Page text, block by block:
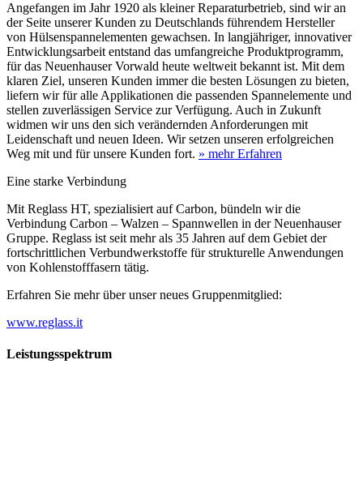
Angefangen im Jahr 1920 als kleiner Reparaturbetrieb, sind wir an
der Seite unserer Kunden zu Deutschlands führendem Hersteller
von Hülsenspannelementen gewachsen. In langjähriger, innovativer
Entwicklungsarbeit entstand das umfangreiche Produktprogramm,
für das Neuenhauser Vorwald heute weltweit bekannt ist. Mit dem
klaren Ziel, unseren Kunden immer die besten Lösungen zu bieten,
liefern wir für alle Applikationen die passenden Spannelemente und
stellen zuverlässigen Service zur Verfügung. Auch in Zukunft
widmen wir uns den sich verändernden Anforderungen mit
Leidenschaft und neuen Ideen. Wir setzen unseren erfolgreichen
Weg mit und für unsere Kunden fort. » mehr Erfahren
Eine starke Verbindung
Mit Reglass HT, spezialisiert auf Carbon, bündeln wir die
Verbindung Carbon – Walzen – Spannwellen in der Neuenhauser
Gruppe. Reglass ist seit mehr als 35 Jahren auf dem Gebiet der
fortschrittlichen Verbundwerkstoffe für strukturelle Anwendungen
von Kohlenstofffasern tätig.
Erfahren Sie mehr über unser neues Gruppenmitglied:
www.reglass.it
Leistungsspektrum